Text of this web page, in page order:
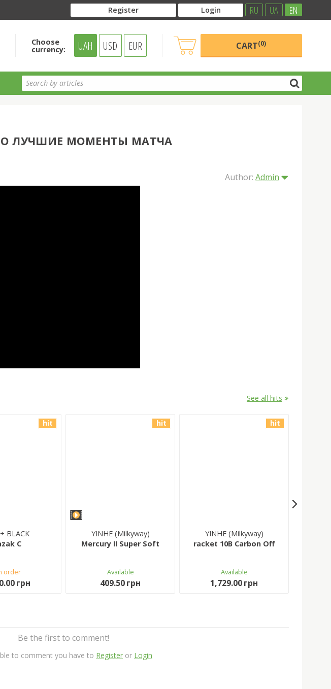
Register Login RU UA EN
Choose
currency: UAH USD EUR CART(0)
ЛУЧШИЕ МОМЕНТЫ МАТЧА
Author: Admin
See all hits
hit
BLACK
C
order
грн
hit
YINHE (Milkyway)
Mercury II Super Soft
Available
409.50 грн
hit
YINHE (Milkyway)
racket 10B Carbon Off
Available
1,729.00 грн
Be the first to comment!
to comment you have to Register or Login